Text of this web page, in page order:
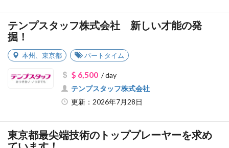
テンプスタッフ株式会社 新しい才能の発
掘！
本州 東京都 パートタイム
$ 6,500/ day
テンプスタッフ株式会社
更新：2026年7月28日
東京都最尖端技術のトッププレーヤーを求め